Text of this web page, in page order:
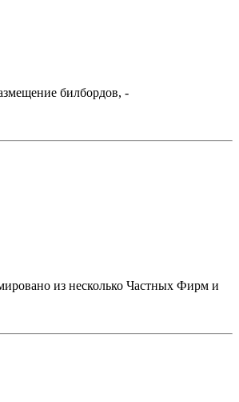
билбордов, -
из несколько Частных Фирм и